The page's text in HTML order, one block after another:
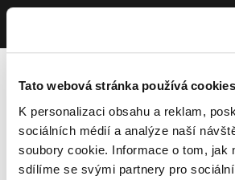
Tato webová stránka používá cookies
K personalizaci obsahu a reklam,
sociálních médií a analýze naší
soubory cookie. Informace o tom, jak
sdílíme se svými partnery pro